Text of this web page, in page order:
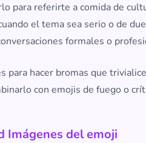
para referirte a comida de
el tema sea serio o de
formales o
para hacer bromas que
con emojis de fuego o
Imágenes del emoji